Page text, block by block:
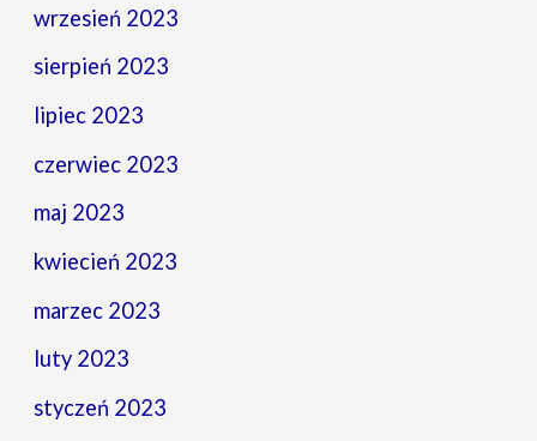
wrzesień 2023
sierpień 2023
lipiec 2023
czerwiec 2023
maj 2023
kwiecień 2023
marzec 2023
luty 2023
styczeń 2023